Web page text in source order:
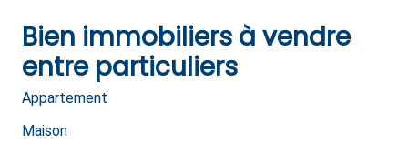
Bien immobiliers à vendre
entre particuliers
Appartement
Maison